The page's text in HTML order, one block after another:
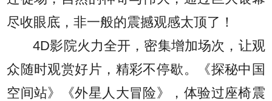
尽收眼底，非一般的震撼观感太顶了！
4D影院火力全开，密集增加场次，让观
众随时观赏好片，精彩不停歇。《探秘中国
空间站》《外星人大冒险》，体验过座椅震